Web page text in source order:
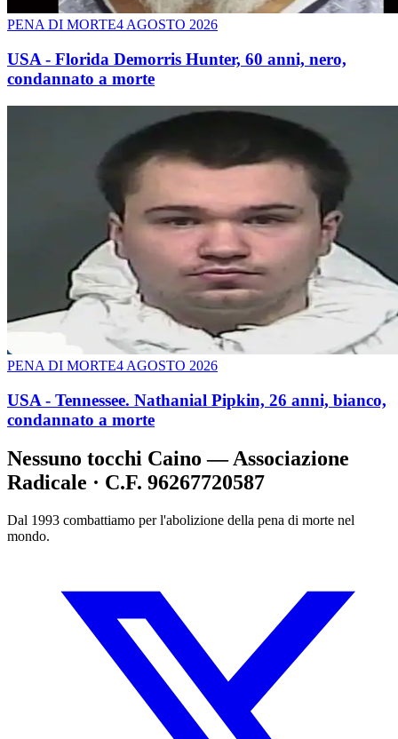
PENA DI MORTE4 AGOSTO 2026
USA - Florida Demorris Hunter, 60 anni, nero,
condannato a morte
PENA DI MORTE4 AGOSTO 2026
USA - Tennessee. Nathanial Pipkin, 26 anni, bianco,
condannato a morte
Nessuno tocchi Caino — Associazione
Radicale · C.F. 96267720587
Dal 1993 combattiamo per l'abolizione della pena di morte nel
mondo.